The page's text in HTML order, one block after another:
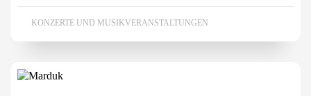
KONZERTE UND MUSIKVERANSTALTUNGEN